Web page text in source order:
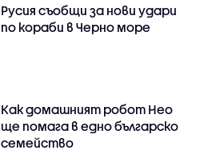
Русия съобщи за нови удари
по кораби в Черно море
Как домашният робот Нео
ще помага в едно българско
семейство